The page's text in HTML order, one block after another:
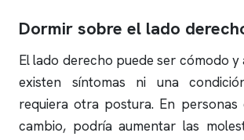
Dormir sobre el lado
El lado derecho puede ser cómodo y
existen síntomas ni una
requiera otra postura. En
cambio, podría aumentar las